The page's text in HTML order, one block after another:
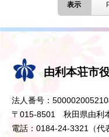
表示
由利本荘市
法人番号：
〒015-8501 秋田県由利
電話：0184-24-3321（代